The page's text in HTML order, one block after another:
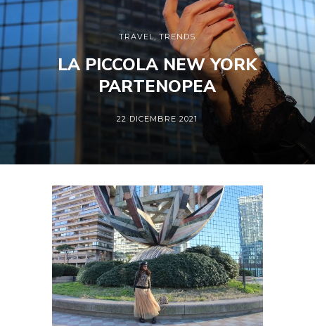
TRAVEL,TRENDS
LA PICCOLA NEW YORK
PARTENOPEA
22 DICEMBRE 2021